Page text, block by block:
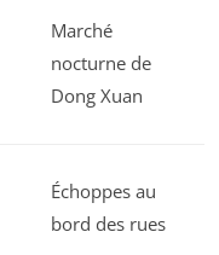
Marché
nocturne de
Dong Xuan
Échoppes au
bord des rues